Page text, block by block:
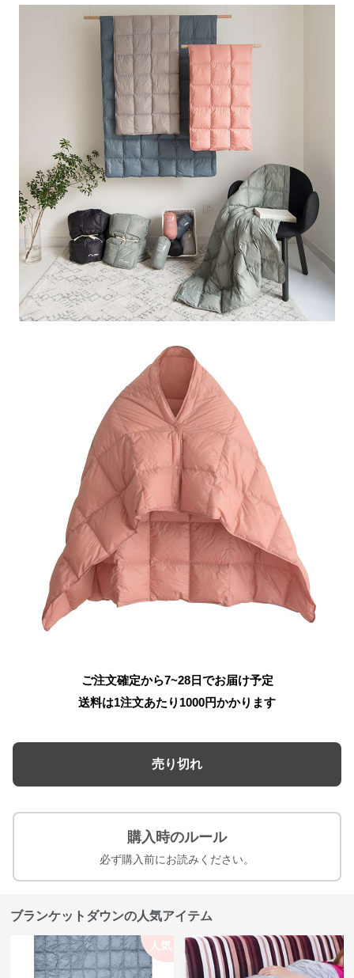
ご注文確定から7~28日でお届け予定
送料は1注文あたり 1000円かかります
売り切れ
購入時のルール
必ず購入前にお読みください。
ブランケットダウンの人気アイテム
人気